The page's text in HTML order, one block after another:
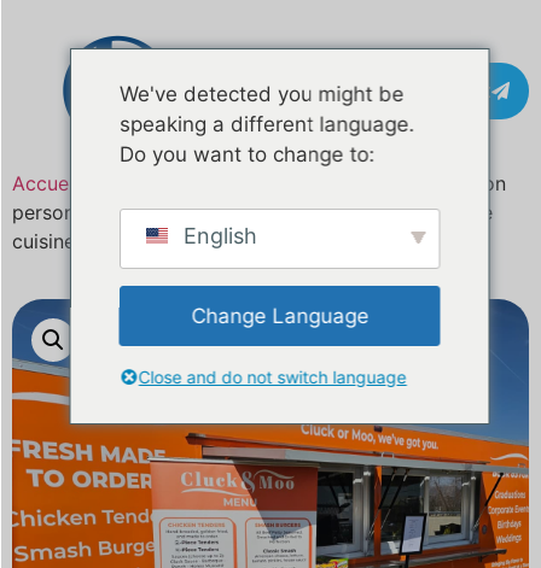
Contact
Accueil
/ 18 pieds de camion de restauration
personnalisé à vendre aux États-Unis | Remorque de
cuisine mobile entièrement équipée
We've detected you might be
speaking a different language.
Do you want to change to:
English
Change Language
Close and do not switch language